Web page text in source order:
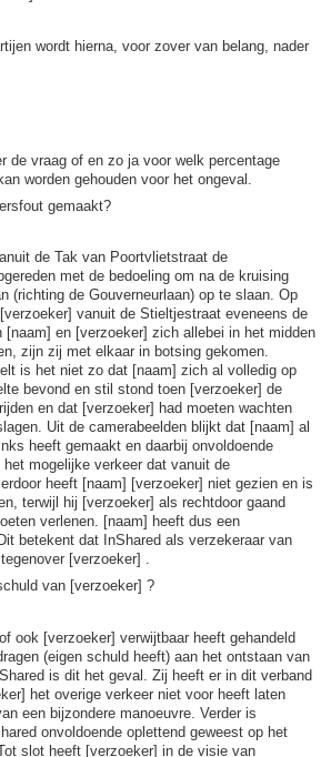
wordt hierna, voor zover van belang, nader
de vraag of en zo ja voor welk percentage
worden gehouden voor het ongeval.
gemaakt?
de Tak van Poortvlietstraat de
met de bedoeling om na de kruising
(richting de Gouverneurlaan) op te slaan. Op
vanuit de Stieltjestraat eveneens de
[naam] en [verzoeker] zich allebei in het midden
zijn zij met elkaar in botsing gekomen.
is het niet zo dat [naam] zich al volledig op
bevond en stil stond toen [verzoeker] de
en dat [verzoeker] had moeten wachten
Uit de camerabeelden blijkt dat [naam] al
heeft gemaakt en daarbij onvoldoende
mogelijke verkeer dat vanuit de
heeft [naam] [verzoeker] niet gezien en is
terwijl hij [verzoeker] als rechtdoor gaand
verlenen. [naam] heeft dus een
betekent dat InShared als verzekeraar van
[verzoeker] .
van [verzoeker] ?
ook [verzoeker] verwijtbaar heeft gehandeld
(eigen schuld heeft) aan het ontstaan van
is dit het geval. Zij heeft er in dit verband
het overige verkeer niet voor heeft laten
een bijzondere manoeuvre. Verder is
onvoldoende oplettend geweest op het
slot heeft [verzoeker] in de visie van